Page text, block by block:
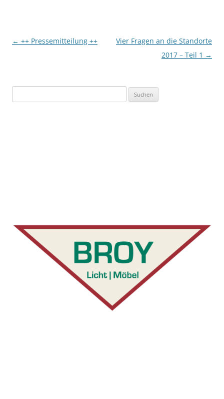
Beitragsnavigation
← ++ Pressemitteilung ++
Vier Fragen an die Standorte
2017 – Teil 1 →
nach: